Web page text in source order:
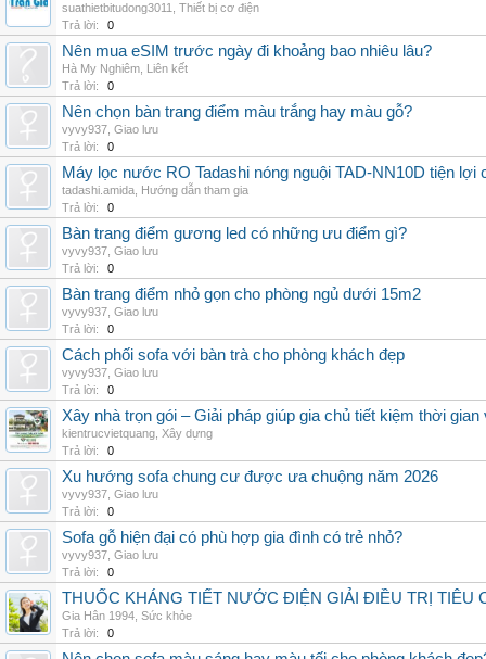
suathietbitudong3011
Thiết bị cơ điện
Trả lời:
0
Nên mua eSIM trước ngày đi khoảng bao nhiêu lâu?
Hà My Nghiêm Liên kết
Trả lời:
0
Nên chọn bàn trang điểm màu trắng hay màu gỗ?
vyvy937 Giao lưu
Trả lời:
0
Máy lọc nước RO Tadashi nóng nguội TAD-NN10D tiện lợi
tadashi.amida Hướng dẫn tham gia
Trả lời:
0
Bàn trang điểm gương led có những ưu điểm gì?
vyvy937 Giao lưu
Trả lời:
0
Bàn trang điểm nhỏ gọn cho phòng ngủ dưới 15m2
vyvy937 Giao lưu
Trả lời:
0
Cách phối sofa với bàn trà cho phòng khách đẹp
vyvy937 Giao lưu
Trả lời:
0
Xây nhà trọn gói – Giải pháp giúp gia chủ tiết kiệm thời
kientrucvietquang Xây dựng
Trả lời:
0
Xu hướng sofa chung cư được ưa chuộng năm 2026
vyvy937 Giao lưu
Trả lời:
0
Sofa gỗ hiện đại có phù hợp gia đình có trẻ nhỏ?
vyvy937 Giao lưu
Trả lời:
0
THUỐC KHÁNG TIẾT NƯỚC ĐIỆN GIẢI ĐIỀU TRỊ TIÊU
Gia Hân 1994 Sức khỏe
Trả lời:
0